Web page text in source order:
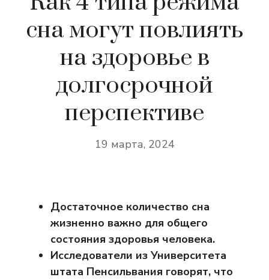
сна могут повлиять
на здоровье в
долгосрочной
перспективе
19 марта, 2024
Достаточное количество сна
жизненно важно для общего
состояния здоровья человека.
Исследователи из Университета
штата Пенсильвания говорят, что